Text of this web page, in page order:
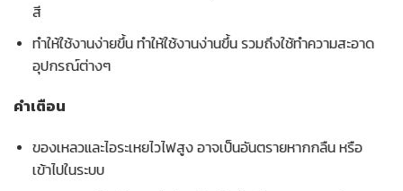
สี
ทำให้ใช้งานง่ายขึ้น ทำให้ใช้งานง่านขึ้น รวมถึงใช้ทำความสะอาด
อุปกรณ์ต่างๆ
คำเตือน
ของเหลวและไอระเหยไวไฟสูง อาจเป็นอันตรายหากกลืน หรือ
เข้าไปในระบบ